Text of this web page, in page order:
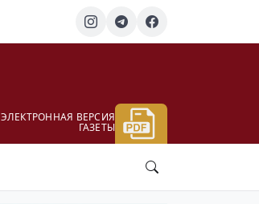
ЭЛЕКТРОННАЯ ВЕРСИЯ
ГАЗЕТЫ